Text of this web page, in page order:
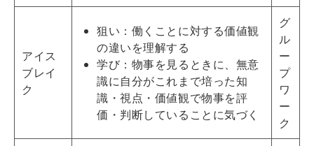
アイス
ブレイ
ク
狙い：働くことに対する価値観
の違いを理解する
学び：物事を見るときに、無意
識に自分がこれまで培った知
識・視点・価値観で物事を評
価・判断していることに気づく
グ
ル
ー
プ
ワ
ー
ク